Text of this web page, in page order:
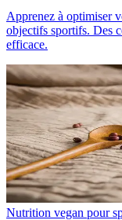
Apprenez à optimiser
objectifs sportifs. Des
efficace.
Nutrition vegan pour